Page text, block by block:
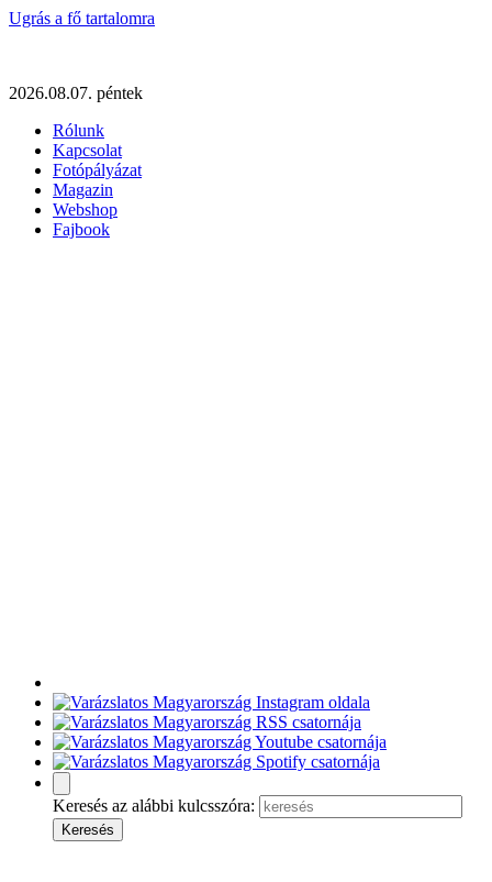
Ugrás a fő tartalomra
2026.08.07. péntek
Rólunk
Kapcsolat
Fotópályázat
Magazin
Webshop
Fajbook
Keresés az alábbi kulcsszóra: